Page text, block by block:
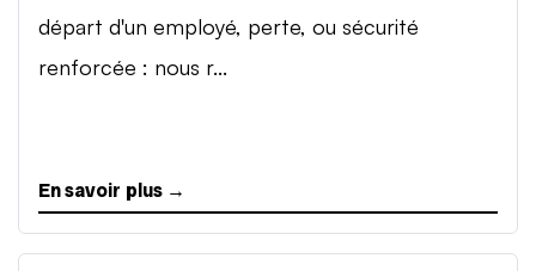
départ d'un employé, perte, ou sécurité
renforcée : nous r...
En savoir plus →